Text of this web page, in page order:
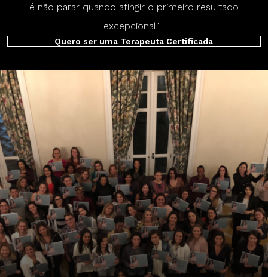
é não parar quando atingir o primeiro resultado
excepcional" .
Quero ser uma Terapeuta Certificada